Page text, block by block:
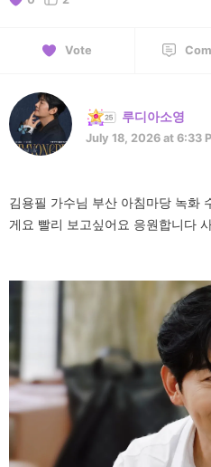
Vote
루디아소영
July 18, 2026 at 6:33
김용필 가수님 부산 아침마당 녹화
게요 빨리 보고싶어요 응원합니다